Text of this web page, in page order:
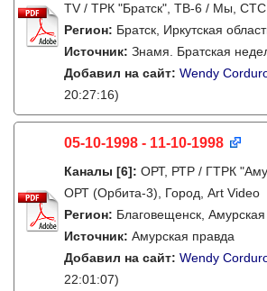
TV / ТРК "Братск", ТВ-6 / Мы, СТС
Регион: Братск, Иркутская
Источник: Знамя. Братская
Добавил на сайт: Wendy
20:27:16)
05-10-1998 - 11-10-1998
Каналы [6]: ОРТ, РТР / ГТРК
ОРТ (Орбита-3), Город, Art Video
Регион: Благовещенск, Амурская
Источник: Амурская правда
Добавил на сайт: Wendy
22:01:07)